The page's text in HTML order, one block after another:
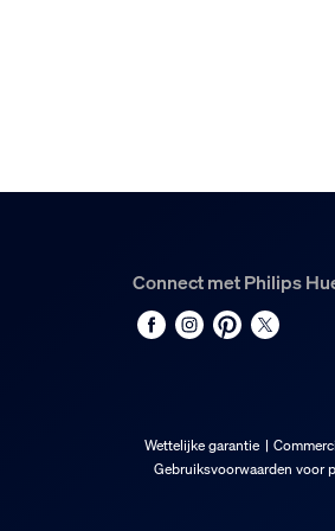
Connect met Philips
Wettelijke garantie
Gebruiksvoorwaarden voor